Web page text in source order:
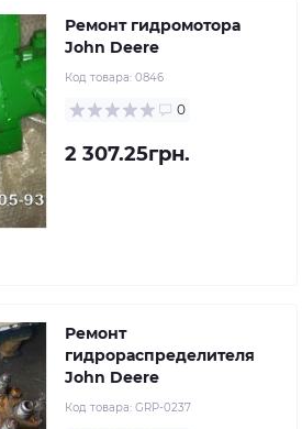
Ремонт гидромотора
John Deere
Код товара: 0846
0
2 307.25грн.
Ремонт
гидрораспределителя
John Deere
Код товара: GRP-0237